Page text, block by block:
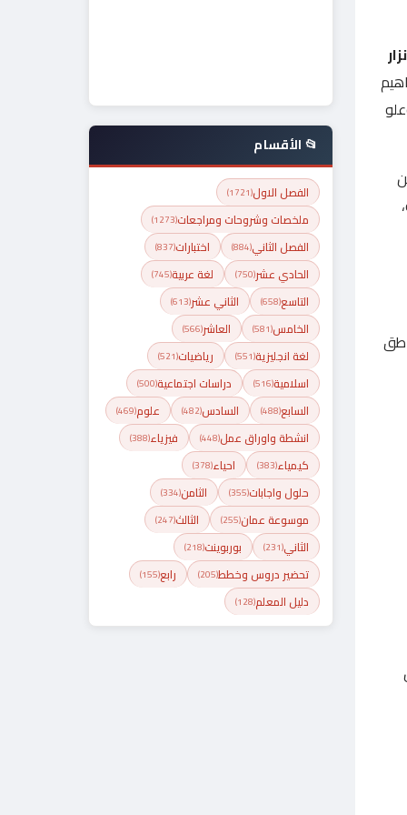
📂 الأقسام
الفصل الاول(1721)
ملخصات وشروحات ومراجعات(1273)
الفصل الثاني(884) اختبارات(837)
الحادي عشر(750) لغة عربية(745)
التاسع(658) الثاني عشر(613)
الخامس(581) العاشر(566)
لغة انجليزية(551) رياضيات(521)
اسلامية(516) دراسات اجتماعية(500)
السابع(488) السادس(482) علوم(469)
انشطة واوراق عمل(448) فيزياء(388)
كيمياء(383) احياء(378)
حلول واجابات(355) الثامن(334)
موسوعة عمان(255) الثالث(247)
الثاني(231) بوربوينت(218)
تحضير دروس وخطط(205) رابع(155)
دليل المعلم(128)